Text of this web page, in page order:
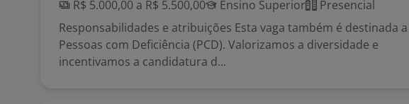
R$ 5.000,00 a R$ 5.500,00
Ensino Superior
Presencial
Responsabilidades e atribuições Esta vaga também é destinada a
Pessoas com Deficiência (PCD). Valorizamos a diversidade e
incentivamos a candidatura d...